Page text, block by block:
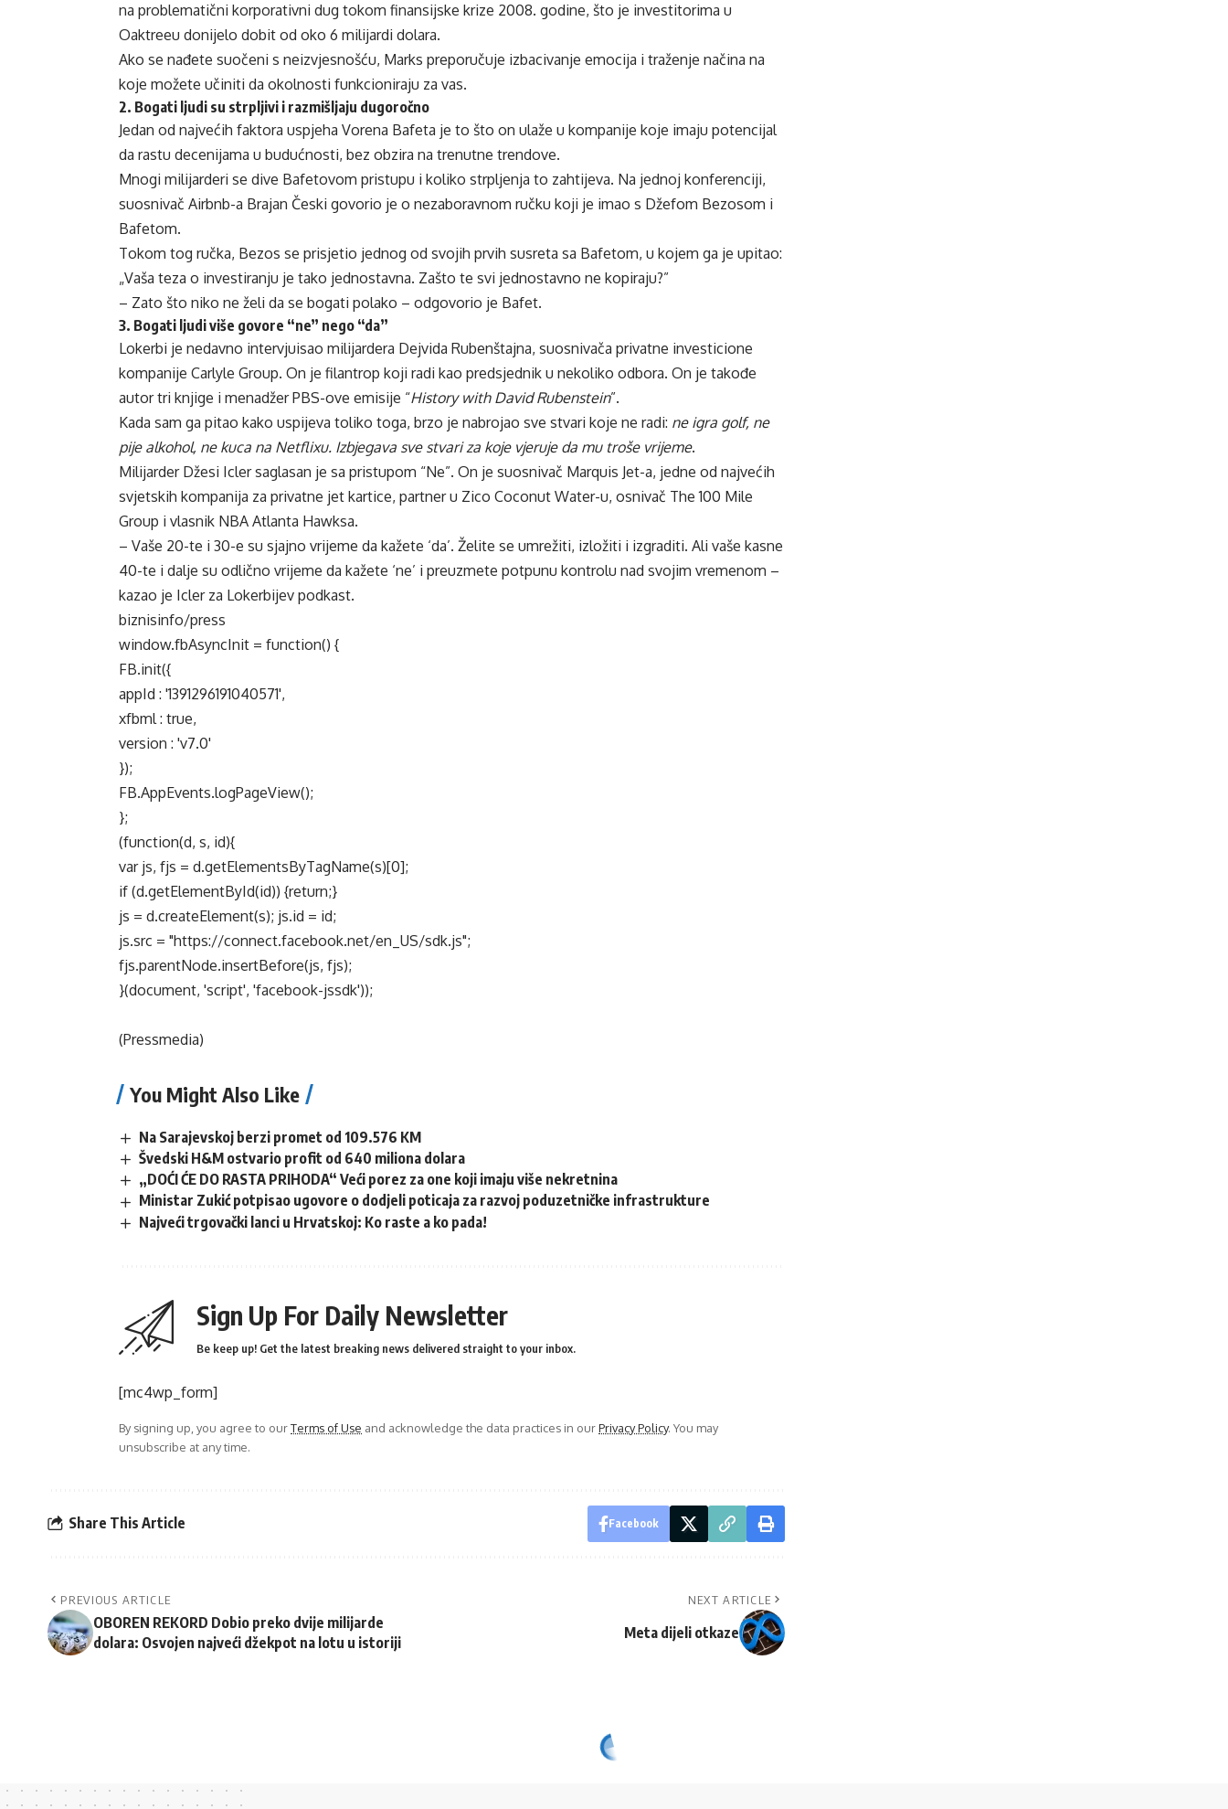
na problematični korporativni dug tokom finansijske krize 2008. godine, što je investitorima u
Oaktreeu donijelo dobit od oko 6 milijardi dolara.
Ako se nađete suočeni s neizvjesnošću, Marks preporučuje izbacivanje emocija i traženje načina na
koje možete učiniti da okolnosti funkcioniraju za vas.
2. Bogati ljudi su strpljivi i razmišljaju dugoročno
Jedan od najvećih faktora uspjeha Vorena Bafeta je to što on ulaže u kompanije koje imaju potencijal
da rastu decenijama u budućnosti, bez obzira na trenutne trendove.
Mnogi milijarderi se dive Bafetovom pristupu i koliko strpljenja to zahtijeva. Na jednoj konferenciji,
suosnivač Airbnb-a Brajan Česki govorio je o nezaboravnom ručku koji je imao s Džefom Bezosom i
Bafetom.
Tokom tog ručka, Bezos se prisjetio jednog od svojih prvih susreta sa Bafetom, u kojem ga je upitao:
„Vaša teza o investiranju je tako jednostavna. Zašto te svi jednostavno ne kopiraju?”
– Zato što niko ne želi da se bogati polako – odgovorio je Bafet.
3. Bogati ljudi više govore “ne” nego “da”
Lokerbi je nedavno intervjuisao milijardera Dejvida Rubenštajna, suosnivača privatne investicione
kompanije Carlyle Group. On je filantrop koji radi kao predsjednik u nekoliko odbora. On je takođe
autor tri knjige i menadžer PBS-ove emisije “History with David Rubenstein”.
Kada sam ga pitao kako uspijeva toliko toga, brzo je nabrojao sve stvari koje ne radi: ne igra golf, ne
pije alkohol, ne kuca na Netflixu. Izbjegava sve stvari za koje vjeruje da mu troše vrijeme.
Milijarder Džesi Icler saglasan je sa pristupom “Ne”. On je suosnivač Marquis Jet-a, jedne od najvećih
svjetskih kompanija za privatne jet kartice, partner u Zico Coconut Water-u, osnivač The 100 Mile
Group i vlasnik NBA Atlanta Hawksa.
– Vaše 20-te i 30-e su sjajno vrijeme da kažete ‘da’. Želite se umrežiti, izložiti i izgraditi. Ali vaše kasne
40-te i dalje su odlično vrijeme da kažete ‘ne’ i preuzmete potpunu kontrolu nad svojim vremenom –
kazao je Icler za Lokerbijev podkast.
biznisinfo/press
window.fbAsyncInit = function() {
FB.init({
appId : '1391296191040571',
xfbml : true,
version : 'v7.0'
});
FB.AppEvents.logPageView();
};
(function(d, s, id){
var js, fjs = d.getElementsByTagName(s)[0];
if (d.getElementById(id)) {return;}
js = d.createElement(s); js.id = id;
js.src = "https://connect.facebook.net/en_US/sdk.js";
fjs.parentNode.insertBefore(js, fjs);
}(document, 'script', 'facebook-jssdk'));
(Pressmedia)
You Might Also Like
Na Sarajevskoj berzi promet od 109.576 KM
Švedski H&M ostvario profit od 640 miliona dolara
„DOĆI ĆE DO RASTA PRIHODA“ Veći porez za one koji imaju više nekretnina
Ministar Zukić potpisao ugovore o dodjeli poticaja za razvoj poduzetničke infrastrukture
Najveći trgovački lanci u Hrvatskoj: Ko raste a ko pada!
Sign Up For Daily Newsletter
Be keep up! Get the latest breaking news delivered straight to your inbox.
[mc4wp_form]
By signing up, you agree to ourTerms of Use and acknowledge the data practices in ourPrivacy Policy. You may
unsubscribe at any time.
Share This Article Facebook
PREVIOUS ARTICLE
OBOREN REKORD Dobio preko dvije milijarde
dolara: Osvojen najveći džekpot na lotu u istoriji
NEXT ARTICLE
Meta dijeli otkaze